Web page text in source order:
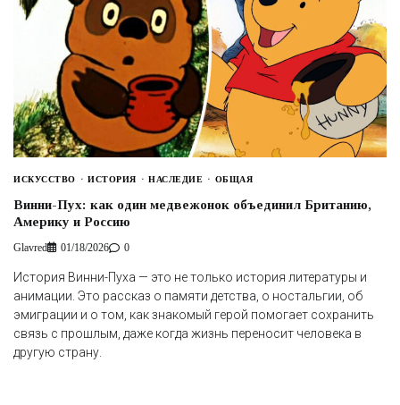
ИСКУССТВО ИСТОРИЯ НАСЛЕДИЕ ОБЩАЯ
Винни-Пух: как один медвежонок объединил Британию,
Америку и Россию
Glavred 01/18/2026 0
История Винни-Пуха — это не только история литературы и
анимации. Это рассказ о памяти детства, о ностальгии, об
эмиграции и о том, как знакомый герой помогает сохранить
связь с прошлым, даже когда жизнь переносит человека в
другую страну.